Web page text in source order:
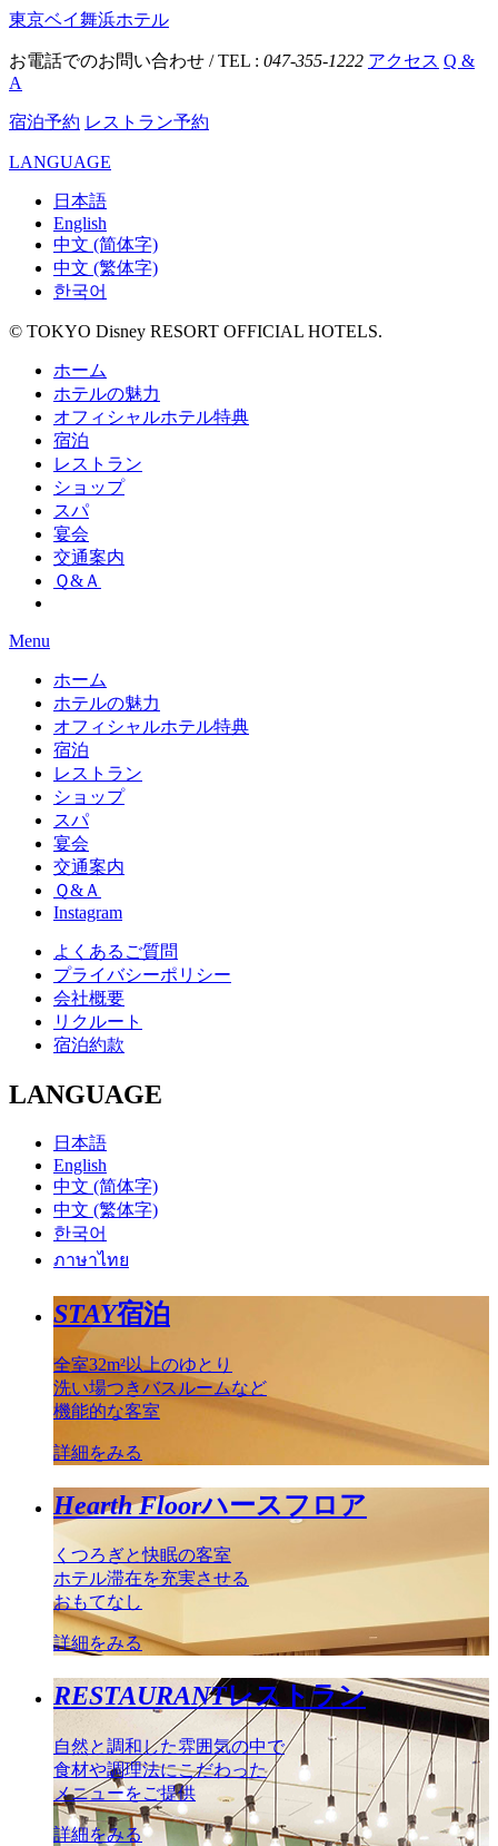
東京ベイ舞浜ホテル
お電話でのお問い合わせ / TEL : 047-355-1222 アクセス Q &
A
宿泊予約 レストラン予約
LANGUAGE
日本語
English
中文 (简体字)
中文 (繁体字)
한국어
© TOKYO Disney RESORT OFFICIAL HOTELS.
ホーム
ホテルの魅力
オフィシャルホテル特典
宿泊
レストラン
ショップ
スパ
宴会
交通案内
Ｑ&Ａ
Menu
ホーム
ホテルの魅力
オフィシャルホテル特典
宿泊
レストラン
ショップ
スパ
宴会
交通案内
Ｑ&Ａ
Instagram
よくあるご質問
プライバシーポリシー
会社概要
リクルート
宿泊約款
LANGUAGE
日本語
English
中文 (简体字)
中文 (繁体字)
한국어
ภาษาไทย
STAY宿泊
全室32m²以上のゆとり
洗い場つきバスルームなど
機能的な客室
詳細をみる
Hearth Floorハースフロア
くつろぎと快眠の客室
ホテル滞在を充実させる
おもてなし
詳細をみる
RESTAURANTレストラン
自然と調和した雰囲気の中で
食材や調理法にこだわった
メニューをご提供
詳細をみる